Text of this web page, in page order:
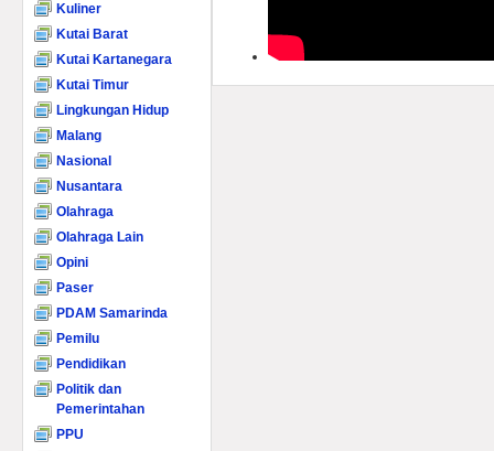
Kuliner
Kutai Barat
Kutai Kartanegara
Kutai Timur
Lingkungan Hidup
Malang
Nasional
Nusantara
Olahraga
Olahraga Lain
Opini
Paser
PDAM Samarinda
Pemilu
Pendidikan
Politik dan
Pemerintahan
PPU